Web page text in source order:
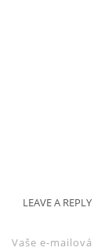
LEAVE A REPLY
Vaše e-